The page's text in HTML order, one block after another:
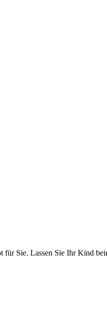
Sie. Lassen Sie Ihr Kind